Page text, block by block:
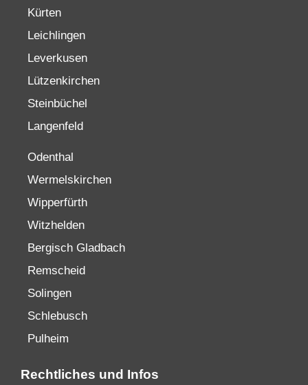
Kürten
Leichlingen
Leverkusen
Lützenkirchen
Steinbüchel
Langenfeld
Odenthal
Wermelskirchen
Wipperfürth
Witzhelden
Bergisch Gladbach
Remscheid
Solingen
Schlebusch
Pulheim
Rechtliches und Infos